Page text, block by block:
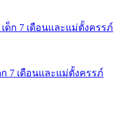
ก 7 เดือนและแม่ตั้งครรภ์